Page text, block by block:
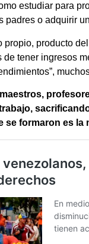
estudiar para
padres o adquirir
propio, producto
tener ingresos
se formaron es la